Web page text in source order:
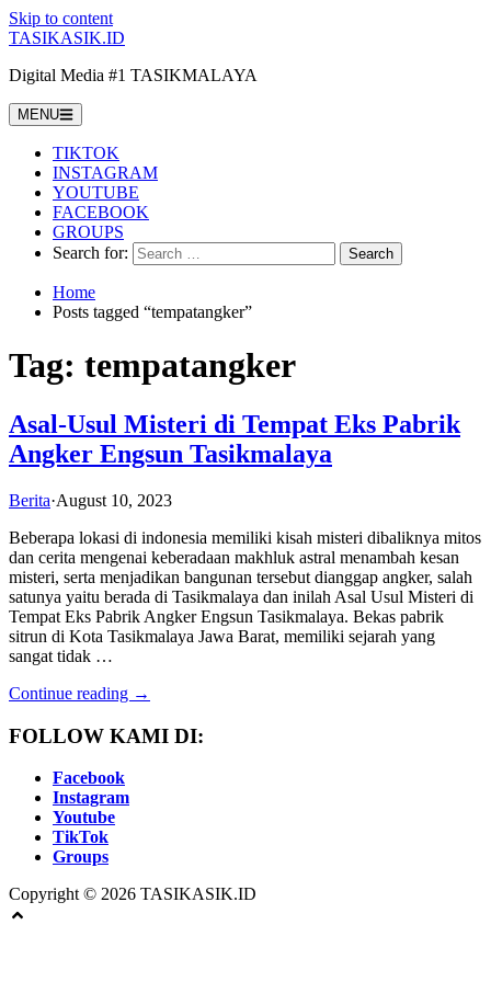
Skip to content
TASIKASIK.ID
Digital Media #1 TASIKMALAYA
MENU
TIKTOK
INSTAGRAM
YOUTUBE
FACEBOOK
GROUPS
Search for:
Home
Posts tagged “tempatangker”
Tag: tempatangker
Asal-Usul Misteri di Tempat Eks Pabrik
Angker Engsun Tasikmalaya
Berita·August 10, 2023
Beberapa lokasi di indonesia memiliki kisah misteri dibaliknya mitos
dan cerita mengenai keberadaan makhluk astral menambah kesan
misteri, serta menjadikan bangunan tersebut dianggap angker, salah
satunya yaitu berada di Tasikmalaya dan inilah Asal Usul Misteri di
Tempat Eks Pabrik Angker Engsun Tasikmalaya. Bekas pabrik
sitrun di Kota Tasikmalaya Jawa Barat, memiliki sejarah yang
sangat tidak …
Continue reading →
FOLLOW KAMI DI:
Facebook
Instagram
Youtube
TikTok
Groups
Copyright © 2026 TASIKASIK.ID